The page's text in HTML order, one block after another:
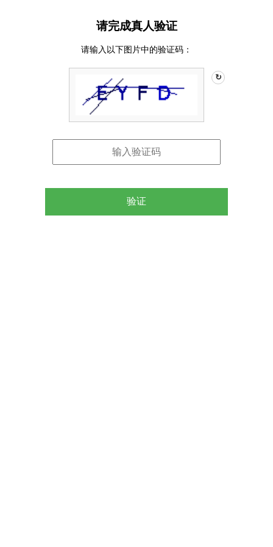
请完成真人验证
请输入以下图片中的验证码：
↻
验证